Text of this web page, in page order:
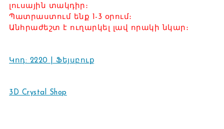
լուսային տակդիր։
Պատրաստում ենք 1-3 օրում։
Անհրաժեշտ է ուղարկել լավ որակի նկար։
Կոդ: 2220 | Ֆեյսբուք
3D Crystal Shop